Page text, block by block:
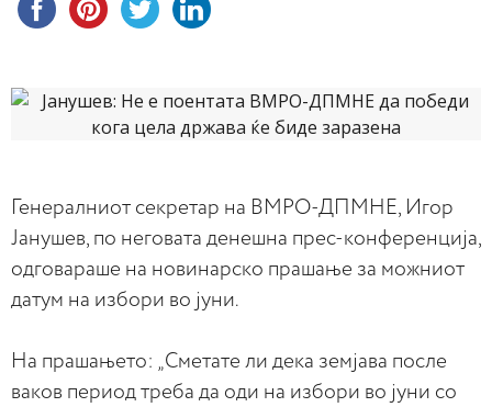
Генералниот секретар на ВМРО-ДПМНЕ, Игор
Јанушев, по неговата денешна прес-конференција,
одговараше на новинарско прашање за можниот
датум на избори во јуни.
На прашањето: „Сметате ли дека земјава после
ваков период треба да оди на избори во јуни со